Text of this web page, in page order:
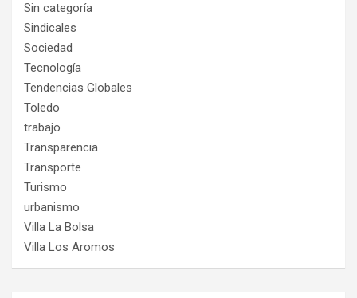
Sin categoría
Sindicales
Sociedad
Tecnología
Tendencias Globales
Toledo
trabajo
Transparencia
Transporte
Turismo
urbanismo
Villa La Bolsa
Villa Los Aromos